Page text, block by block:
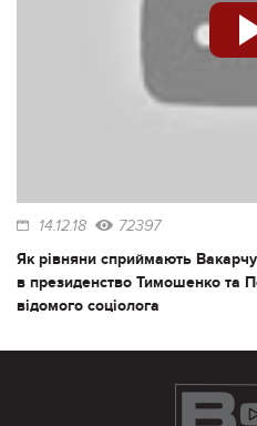
14.12.18 72397
Як рівняни сприймають
в президенство Тимошенко та
відомого соціолога